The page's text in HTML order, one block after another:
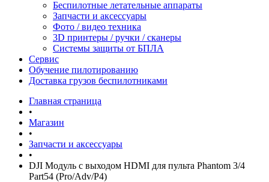
Беспилотные летательные аппараты
Запчасти и аксессуары
Фото / видео техника
3D принтеры / ручки / сканеры
Системы защиты от БПЛА
Сервис
Обучение пилотированию
Доставка грузов беспилотниками
Главная страница
•
Магазин
•
Запчасти и аксессуары
•
DJI Модуль с выходом HDMI для пульта Phantom 3/4
Part54 (Pro/Adv/P4)